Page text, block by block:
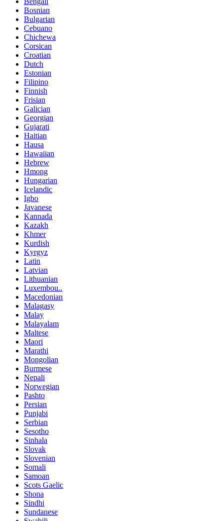
Bosnian
Bulgarian
Cebuano
Chichewa
Corsican
Croatian
Dutch
Estonian
Filipino
Finnish
Frisian
Galician
Georgian
Gujarati
Haitian
Hausa
Hawaiian
Hebrew
Hmong
Hungarian
Icelandic
Igbo
Javanese
Kannada
Kazakh
Khmer
Kurdish
Kyrgyz
Latin
Latvian
Lithuanian
Luxembou..
Macedonian
Malagasy
Malay
Malayalam
Maltese
Maori
Marathi
Mongolian
Burmese
Nepali
Norwegian
Pashto
Persian
Punjabi
Serbian
Sesotho
Sinhala
Slovak
Slovenian
Somali
Samoan
Scots Gaelic
Shona
Sindhi
Sundanese